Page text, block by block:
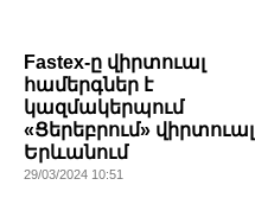
Fastex-ը վիրտուալ
համերգներ է
կազմակերպում
«Ցերեբրում» վիրտուալ
Երևանում
29/03/2024 10:51